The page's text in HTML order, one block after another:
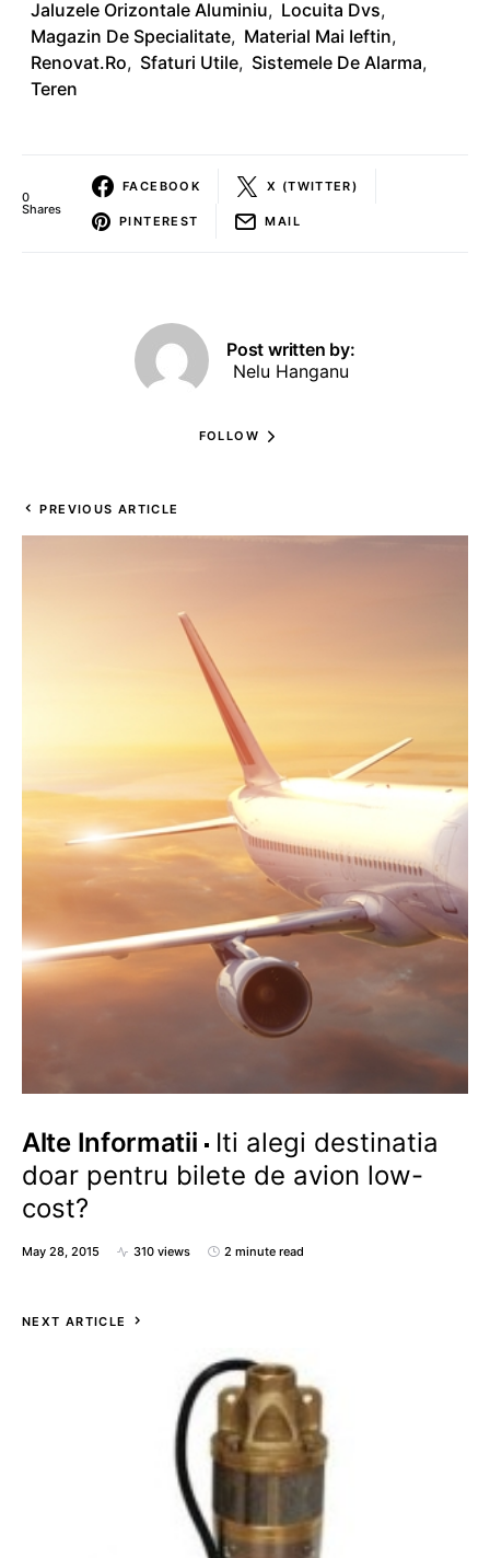
Jaluzele Orizontale Aluminiu, Locuita Dvs,
Magazin De Specialitate, Material Mai Ieftin,
Renovat.ro, Sfaturi Utile, Sistemele De Alarma,
Teren
0
Shares
FACEBOOK X (TWITTER)
PINTEREST MAIL
Post written by:
Nelu Hanganu
FOLLOW
PREVIOUS ARTICLE
Alte Informatii
Iti alegi destinatia
doar pentru bilete de avion low-
cost?
May 28, 2015 310 views 2 minute read
NEXT ARTICLE